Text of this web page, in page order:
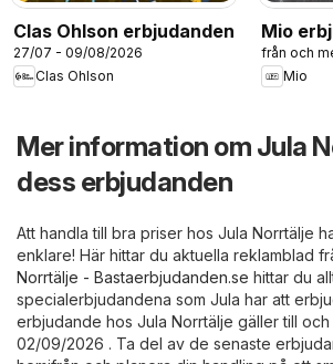
Clas Ohlson erbjudanden
27/07 - 09/08/2026
Clas Ohlson
Mio
från och
Mio
Mer information om Jula
dess erbjudanden
Att handla till bra priser hos Jula Norrtälje
enklare! Här hittar du aktuella reklamblad
Norrtälje - Bastaerbjudanden.se hittar du
specialerbjudandena som Jula har att
erbjudande hos Jula Norrtälje gäller till
02/09/2026 . Ta del av de senaste